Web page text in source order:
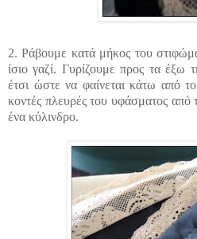
2. Ράβουμε κατά μήκος του
ίσιο γαζί. Γυρίζουμε προς τα έξω
έτσι ώστε να φαίνεται κάτω από
κοντές πλευρές του υφάσματος από
ένα κύλινδρο.